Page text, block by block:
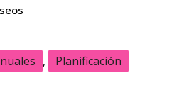
, Planificación